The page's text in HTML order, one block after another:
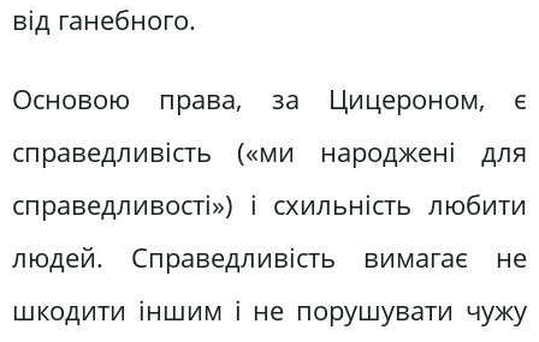
від ганебного.
Основою права, за Цицероном, є
справедливість («ми народжені для
справедливості») і схильність любити
людей. Справедливість вимагає не
шкодити іншим і не порушувати чужу